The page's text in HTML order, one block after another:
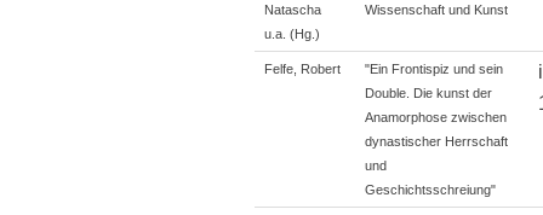
Natascha
u.a. (Hg.)
Wissenschaft und Kunst
Felfe, Robert
"Ein Frontispiz und sein
Double. Die kunst der
Anamorphose zwischen
dynastischer Herrschaft
und
Geschichtsschreiung"